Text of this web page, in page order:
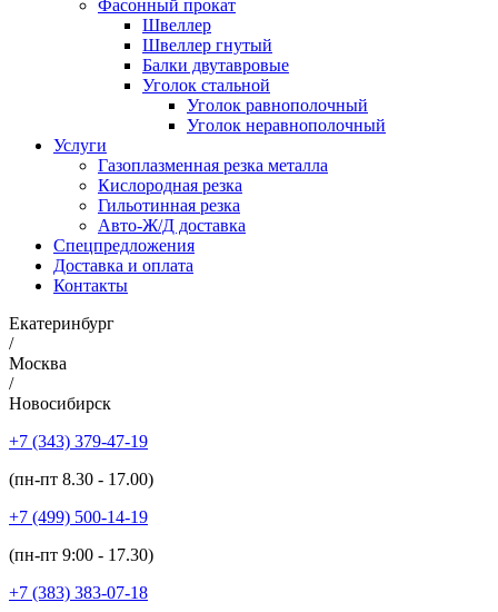
Фасонный прокат
Швеллер
Швеллер гнутый
Балки двутавровые
Уголок стальной
Уголок равнополочный
Уголок неравнополочный
Услуги
Газоплазменная резка металла
Кислородная резка
Гильотинная резка
Авто-Ж/Д доставка
Спецпредложения
Доставка и оплата
Контакты
Екатеринбург
/
Москва
/
Новосибирск
+7 (343) 379-47-19
(пн-пт 8.30 - 17.00)
+7 (499) 500-14-19
(пн-пт 9:00 - 17.30)
+7 (383) 383-07-18